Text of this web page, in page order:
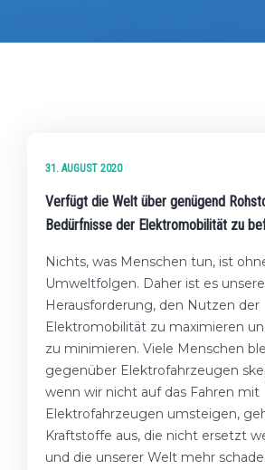
31. AUGUST 2020
Verfügt die Welt über genügend
Bedürfnisse der Elektromobilität zu
Nichts, was Menschen tun, ist
Umweltfolgen. Daher ist es unsere
Herausforderung, den Nutzen der
Elektromobilität zu maximieren
zu minimieren. Viele Menschen
gegenüber Elektrofahrzeugen
wenn wir nicht auf das Fahren mit
Elektrofahrzeugen umsteigen,
Kraftstoffe aus, die nicht ersetzt
und die unserer Welt mehr